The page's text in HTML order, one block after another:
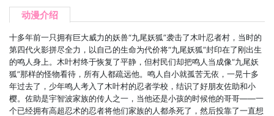
第693集
第687集
第686集
第685集
第684集
第683集
第682集
第681集
第680集
第679集
第678集
第677集
第676集
动漫介绍
十多年前一只拥有巨大威力的妖兽“九尾妖狐”袭击了木叶忍者村，当时的
第四代火影拼尽全力，以自己的生命为代价将“九尾妖狐”封印在了刚出生
的鸣人身上。木叶村终于恢复了平静，但村民们却把鸣人当成像“九尾妖
狐”那样的怪物看待，所有人都疏远他。鸣人自小就孤苦无依，一晃十多
年过去了，少年鸣人考入了木叶村的忍者学校，结识了好朋友佐助和小
樱。佐助是宇智波家族的传人之一，当他还是小孩的时候他的哥哥——一
个已经拥有高超忍术的忍者将他们家族的人都杀死了，然后投靠了一直想